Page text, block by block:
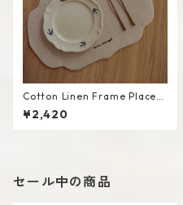
Cotton Linen Frame Placem
at #Beige
¥2,420
セール中の商品